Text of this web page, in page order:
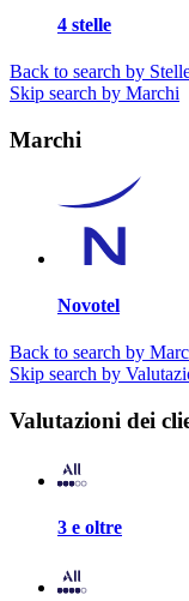
4 stelle
Back to search by
Skip search by Marchi
Marchi
Novotel
Back to search by
Skip search by
Valutazioni dei
3 e oltre